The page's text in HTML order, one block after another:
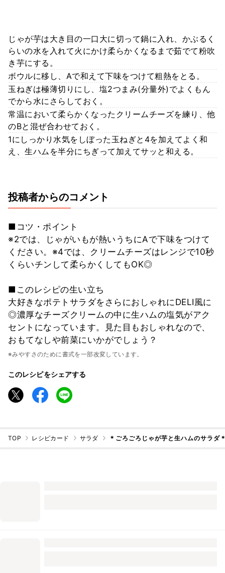
じゃが芋は大き目の一口大に切って鍋に入れ、かぶるく
らいの水を入れて火にかけ柔らかくなるまで茹でて粉吹
き芋にする。
ボウルに移し、Aで和えて下味をつけて粗熱をとる。
玉ねぎは極薄切りにし、塩2つまみ(分量外)でよくもん
でから水にさらしておく。
常温において柔らかくなったクリームチーズを練り、他
のBと混ぜ合わせておく。
1にしっかり水気をしぼった玉ねぎと4を加えてよく和
え、生ハムを半分にちぎって加えてサッと和える。
投稿者からのコメント
■コツ・ポイント
※2では、じゃがいもが熱いうちにAで下味をつけて
ください。※4では、クリームチーズはレンジで10秒
くらいチンして柔らかくしてもOK◎
■このレシピの生い立ち
大好きなポテトサラダをさらにおしゃれにDELI風に
◎濃厚なチーズクリームの中に生ハムの塩気がアク
セントになっています。見た目もおしゃれなので、
おもてなしや前菜にいかがでしょう？
※みやすさのために書式を一部改変しています。
このレシピをシェアする
TOP レシピカード サラダ ＊ごろごろじゃが芋と生ハムのサラダ